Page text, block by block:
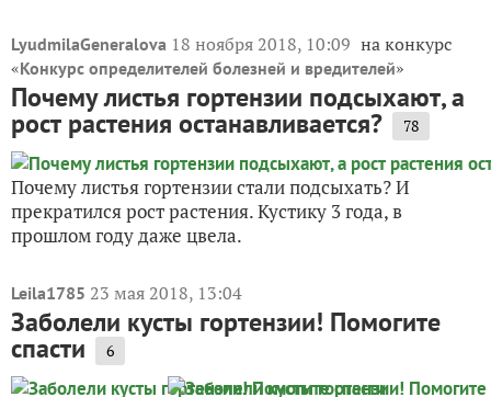
LyudmilaGeneralova 18 ноября 2018, 10:09 на конкурс
«Конкурс определителей болезней и вредителей»
Почему листья гортензии подсыхают, а
рост растения останавливается? 78
Почему листья гортензии стали подсыхать? И
прекратился рост растения. Кустику 3 года, в
прошлом году даже цвела.
Leila1785 23 мая 2018, 13:04
Заболели кусты гортензии! Помогите
спасти 6